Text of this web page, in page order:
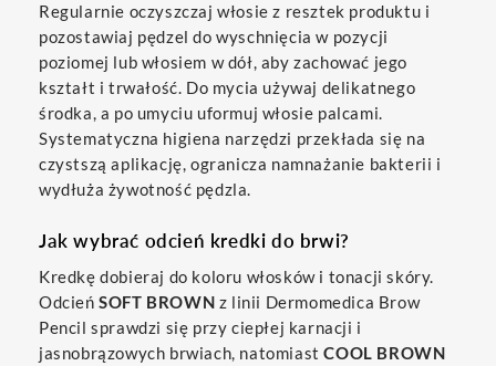
Regularnie oczyszczaj włosie z resztek produktu i
pozostawiaj pędzel do wyschnięcia w pozycji
poziomej lub włosiem w dół, aby zachować jego
kształt i trwałość. Do mycia używaj delikatnego
środka, a po umyciu uformuj włosie palcami.
Systematyczna higiena narzędzi przekłada się na
czystszą aplikację, ogranicza namnażanie bakterii i
wydłuża żywotność pędzla.
Jak wybrać odcień kredki do brwi?
Kredkę dobieraj do koloru włosków i tonacji skóry.
OdcieńSOFT BROWN z linii Dermomedica Brow
Pencil sprawdzi się przy ciepłej karnacji i
jasnobrązowych brwiach, natomiastCOOL BROWN